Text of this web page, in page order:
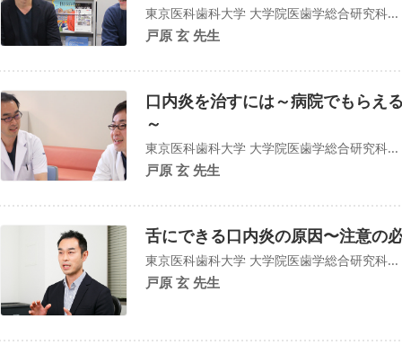
東京医科歯科大学 大学院医歯学総合研究科...
戸原 玄 先生
口内炎を治すには～病院でもらえ
～
東京医科歯科大学 大学院医歯学総合研究科...
戸原 玄 先生
舌にできる口内炎の原因〜注意の
東京医科歯科大学 大学院医歯学総合研究科...
戸原 玄 先生